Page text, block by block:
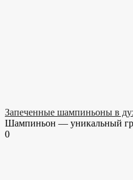
Запеченные шампиньоны в
Шампиньон — уникальный
0